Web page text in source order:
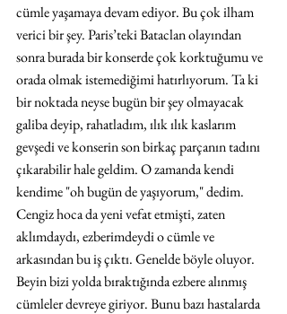
cümle yaşamaya devam ediyor. Bu çok ilham
verici bir şey. Paris’teki Bataclan olayından
sonra burada bir konserde çok korktuğumu ve
orada olmak istemediğimi hatırlıyorum. Ta ki
bir noktada neyse bugün bir şey olmayacak
galiba deyip, rahatladım, ılık ılık kaslarım
gevşedi ve konserin son birkaç parçanın tadını
çıkarabilir hale geldim. O zamanda kendi
kendime "oh bugün de yaşıyorum," dedim.
Cengiz hoca da yeni vefat etmişti, zaten
aklımdaydı, ezberimdeydi o cümle ve
arkasından bu iş çıktı. Genelde böyle oluyor.
Beyin bizi yolda bıraktığında ezbere alınmış
cümleler devreye giriyor. Bunu bazı hastalarda